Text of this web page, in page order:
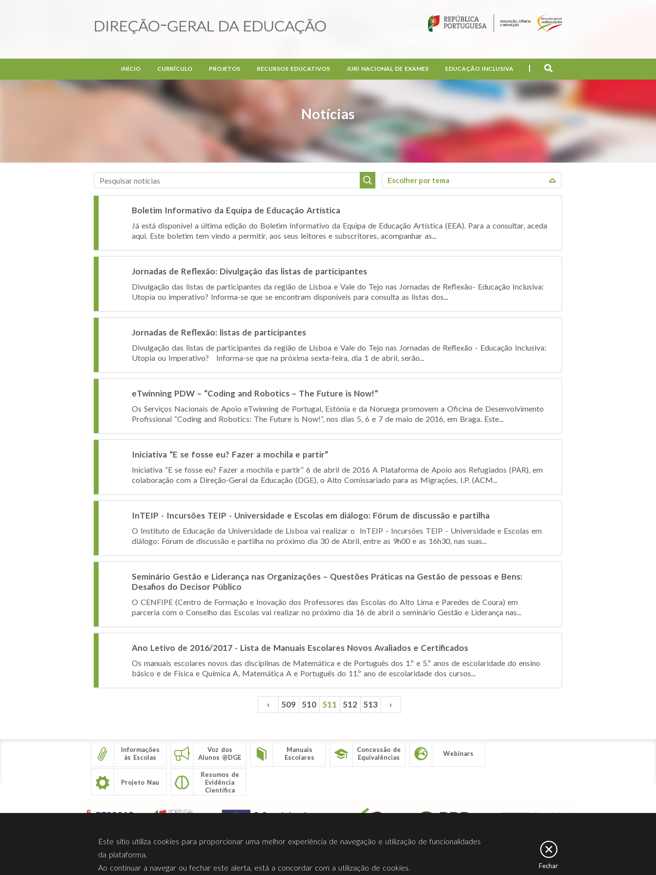
Notícias
INÍCIO CURRÍCULO PROJETOS RECURSOS EDUCATIVOS JURI NACIONAL DE EXAMES EDUCAÇÃO INCLUSIVA
Boletim Informativo da Equipa de Educação Artística
Já está disponível a última edição do Boletim Informativo da Equipa de Educação Artística (EEA). Para a consultar, aceda
aqui. Este boletim tem vindo a permitir, aos seus leitores e subscritores, acompanhar as...
Jornadas de Reflexão: Divulgação das listas de participantes
Divulgação das listas de participantes da região de Lisboa e Vale do Tejo nas Jornadas de Reflexão- Educação Inclusiva:
Utopia ou imperativo? Informa-se que se encontram disponíveis para consulta as listas dos...
Jornadas de Reflexão: listas de participantes
Divulgação das listas de participantes da região de Lisboa e Vale do Tejo nas Jornadas de Reflexão - Educação Inclusiva:
Utopia ou Imperativo? Informa-se que na próxima sexta-feira, dia 1 de abril, serão...
eTwinning PDW – “Coding and Robotics – The Future is Now!”
Os Serviços Nacionais de Apoio eTwinning de Portugal, Estónia e da Noruega promovem a Oficina de Desenvolvimento
Profissional “Coding and Robotics: The Future is Now!”, nos dias 5, 6 e 7 de maio de 2016, em Braga. Este...
Iniciativa “E se fosse eu? Fazer a mochila e partir”
Iniciativa “E se fosse eu? Fazer a mochila e partir” 6 de abril de 2016 A Plataforma de Apoio aos Refugiados (PAR), em
colaboração com a Direção-Geral da Educação (DGE), o Alto Comissariado para as Migrações, I.P. (ACM...
InTEIP - Incursões TEIP - Universidade e Escolas em diálogo: Fórum de discussão e partilha
O Instituto de Educação da Universidade de Lisboa vai realizar o InTEIP - Incursões TEIP - Universidade e Escolas em
diálogo: Fórum de discussão e partilha no próximo dia 30 de Abril, entre as 9h00 e as 16h30, nas suas...
Seminário Gestão e Liderança nas Organizações – Questões Práticas na Gestão de pessoas e Bens:
Desafios do Decisor Público
O CENFIPE (Centro de Formação e Inovação dos Professores das Escolas do Alto Lima e Paredes de Coura) em
parceria com o Conselho das Escolas vai realizar no próximo dia 16 de abril o seminário Gestão e Liderança nas...
Ano Letivo de 2016/2017 - Lista de Manuais Escolares Novos Avaliados e Certificados
Os manuais escolares novos das disciplinas de Matemática e de Português dos 1.º e 5.º anos de escolaridade do ensino
básico e de Física e Química A, Matemática A e Português do 11.º ano de escolaridade dos cursos...
‹ 509 510 511 512 513 ›
Informações
às Escolas
Voz dos
Alunos @DGE
Manuais
Escolares
Concessão de
Equivalências
Webinars
Projeto Nau
Resumos de
Evidência
Científica
Sobre Nós Privacidade Termos Utilização Contactos Ligações Facebook
Este sítio utiliza cookies para proporcionar uma melhor experiência de navegação e utilização de funcionalidades
da plataforma.
Ao continuar a navegar ou fechar este alerta, está a concordar com a utilização de cookies.
Fechar